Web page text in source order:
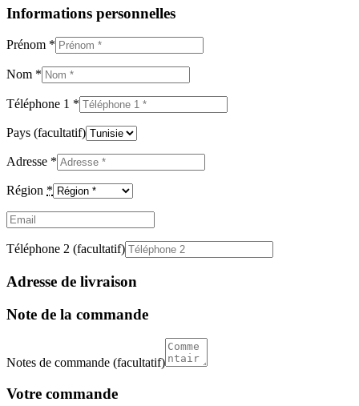
Informations personnelles
Prénom *
Nom *
Téléphone 1 *
Pays (facultatif)
Adresse *
Région *
Email
Téléphone 2 (facultatif)
Adresse de livraison
Note de la commande
Notes de commande (facultatif)
Votre commande